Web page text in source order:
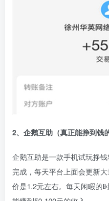
2、企鹅互助（真正能挣到钱
企鹅互助是一款手机试玩挣
完成，每天平台上面会更新
价是1.2元左右。每天闲暇的